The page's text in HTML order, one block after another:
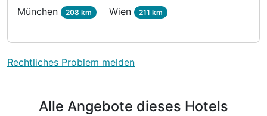
München 208 km Wien 211 km
Rechtliches Problem melden
Alle Angebote dieses Hotels